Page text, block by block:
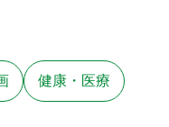
健康・医療